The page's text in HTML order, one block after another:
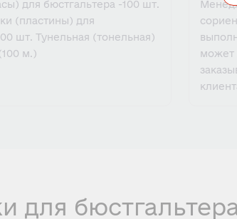
для бюстгальтера -100 шт.
(пластины) для
шт. Тунельная (тонельная)
м.)
может
для